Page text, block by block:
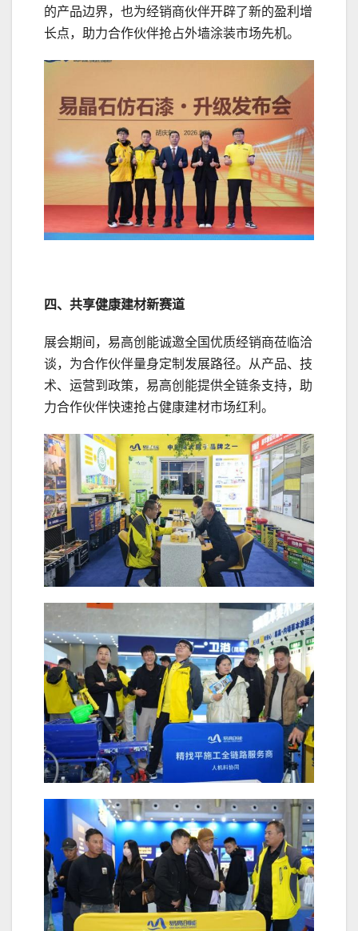
的产品边界，也为经销商伙伴开辟了新的盈利增
长点，助力合作伙伴抢占外墙涂装市场先机。
四、共享健康建材新赛道
展会期间，易高创能诚邀全国优质经销商莅临洽
谈，为合作伙伴量身定制发展路径。从产品、技
术、运营到政策，易高创能提供全链条支持，助
力合作伙伴快速抢占健康建材市场红利。